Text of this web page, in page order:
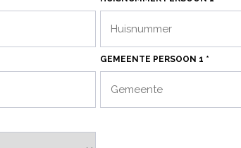
GEMEENTE PERSOON 1 *